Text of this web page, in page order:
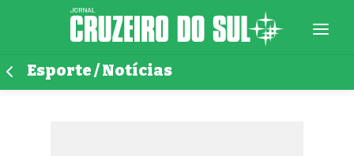
Esporte / Notícias